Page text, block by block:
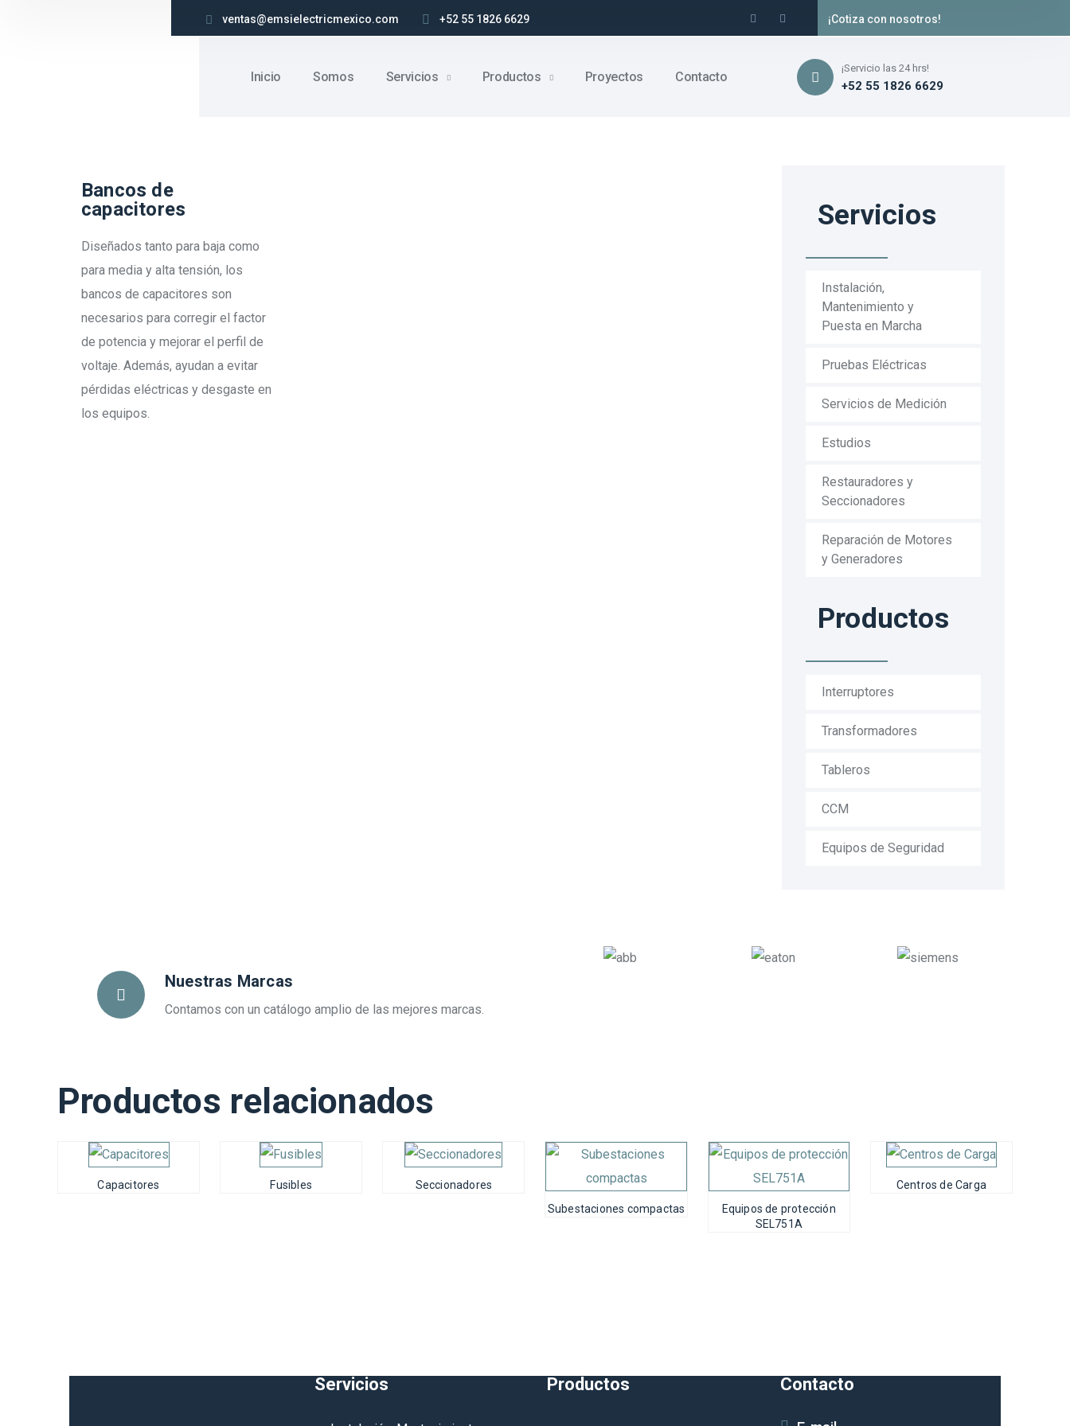
ventas@emsielectricmexico.com +52 55 1826 6629 ¡Cotiza con nosotros!
Inicio Somos Servicios Productos Proyectos Contacto
¡Servicio las 24 hrs!
+52 55 1826 6629
Bancos de
capacitores
Diseñados tanto para baja como
para media y alta tensión, los
bancos de capacitores son
necesarios para corregir el factor
de potencia y mejorar el perfil de
voltaje. Además, ayudan a evitar
pérdidas eléctricas y desgaste en
los equipos.
Servicios
Instalación,
Mantenimiento y
Puesta en Marcha
Pruebas Eléctricas
Servicios de Medición
Estudios
Restauradores y
Seccionadores
Reparación de Motores
y Generadores
Productos
Interruptores
Transformadores
Tableros
CCM
Equipos de Seguridad
Nuestras Marcas
Contamos con un catálogo amplio de las mejores marcas.
Productos relacionados
Capacitores Fusibles
Seccionadores
Subestaciones compactas
Equipos de protección
SEL751A
Centros de Carga
Servicios Productos Contacto